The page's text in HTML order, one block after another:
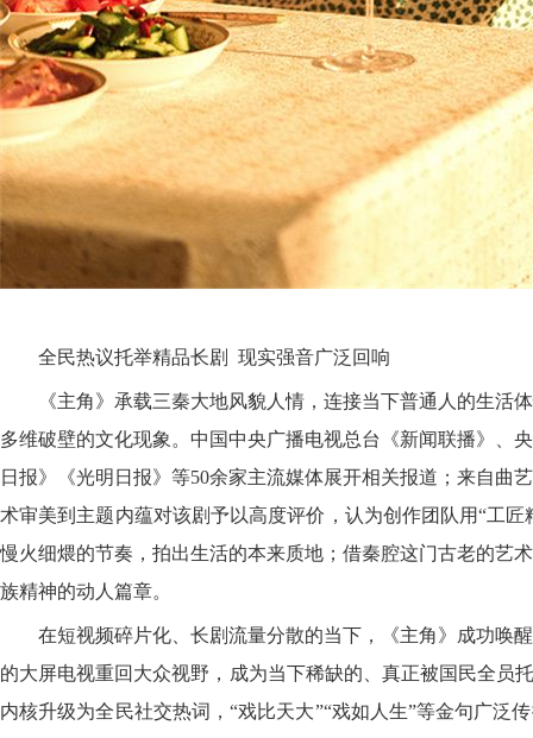
全民热议托举精品长剧 现实强音广泛回响
《主角》承载三秦大地风貌人情，连接当下普通人的生活
多维破壁的文化现象。中国中央广播电视总台《新闻联播》、
日报》《光明日报》等50余家主流媒体展开相关报道；来自曲
术审美到主题内蕴对该剧予以高度评价，认为创作团队用“工
慢火细煨的节奏，拍出生活的本来质地；借秦腔这门古老的艺
族精神的动人篇章。
在短视频碎片化、长剧流量分散的当下，《主角》成功唤
的大屏电视重回大众视野，成为当下稀缺的、真正被国民全员
内核升级为全民社交热词，“戏比天大”“戏如人生”等金句广泛